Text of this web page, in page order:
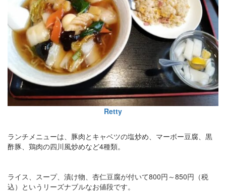
Retty
ランチメニューは、豚肉とキャベツの塩炒め、マーボー豆腐、黒
酢豚、鶏肉の四川風炒めなど4種類。
ライス、スープ、漬け物、杏仁豆腐が付いて800円～850円（税
込）というリーズナブルなお値段です。